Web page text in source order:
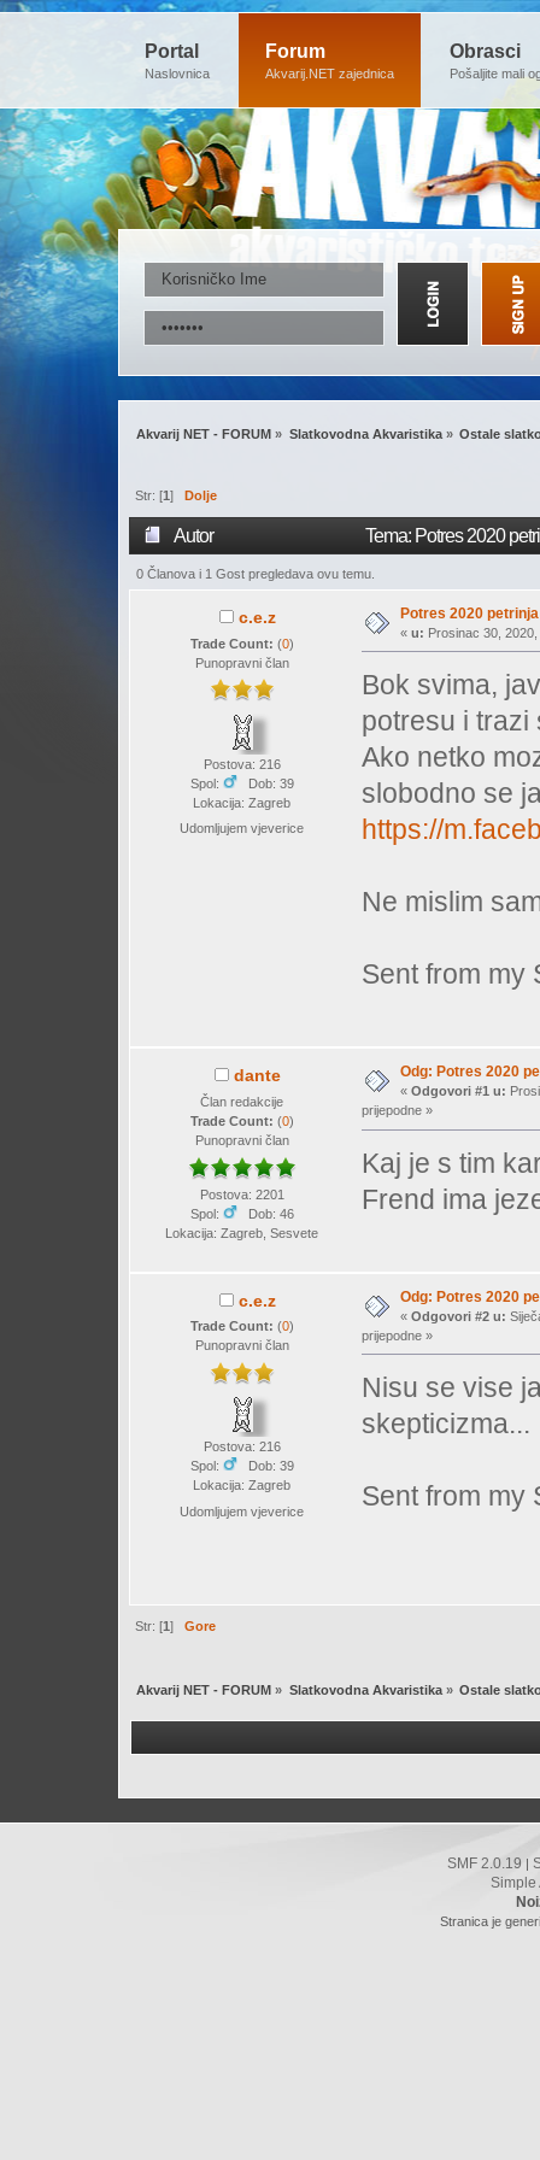
Portal
Naslovnica
Forum
Akvarij.NET zajednica
Obrasci
Pošaljite mali
Akvarij NET - FORUM » Slatkovodna Akvaristika» Ostale
Str: [1] Dolje
Autor Tema: Potres 2020
0 Članova i 1 Gost pregledava ovu temu.
c.e.z
Trade Count: (0)
Punopravni član
Postova: 216
Spol:
Dob: 39
Lokacija: Zagreb
Udomljujem vjeverice
Potres 2020 petrinja
« u: Prosinac 30,
Bok svima,
potresu i trazi
Ako netko
slobodno se
https://
Ne mislim
Sent from my
dante
Član redakcije
Trade Count: (0)
Punopravni član
Postova: 2201
Spol:
Dob: 46
Lokacija: Zagreb, Sesvete
Odg: Potres 2020
« Odgovori #1 u:
prijepodne »
Kaj je s tim
Frend ima
c.e.z
Trade Count: (0)
Punopravni član
Postova: 216
Spol:
Dob: 39
Lokacija: Zagreb
Udomljujem vjeverice
Odg: Potres 2020
« Odgovori #2 u:
prijepodne »
Nisu se vise
skepticizma...
Sent from my
Str: [1]Gore
Akvarij NET - FORUM » Slatkovodna Akvaristika» Ostale
SMF 2.0.19 |
Simple
Stranica je